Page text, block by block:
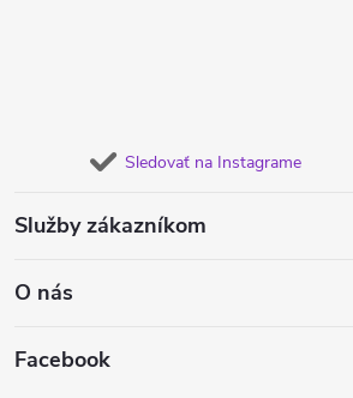
Sledovať na Instagrame
Služby zákazníkom
O nás
Facebook